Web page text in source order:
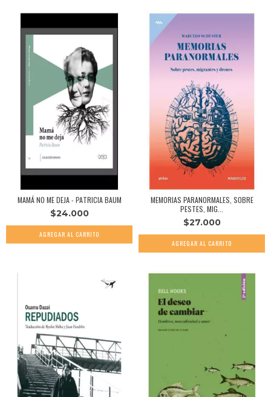
MAMÁ NO ME DEJA - PATRICIA BAUM
$24.000
MEMORIAS PARANORMALES, SOBRE
PESTES, MIG...
$27.000